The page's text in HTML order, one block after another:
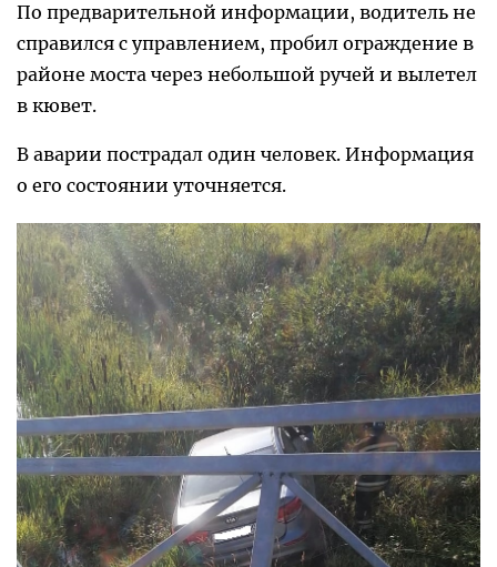
По предварительной информации, водитель не
справился с управлением, пробил ограждение в
районе моста через небольшой ручей и вылетел
в кювет.
В аварии пострадал один человек. Информация
о его состоянии уточняется.